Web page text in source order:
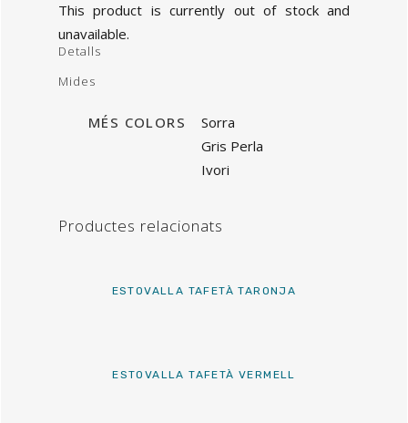
This product is currently out of stock and
unavailable.
Detalls
Mides
MÉS COLORS
Sorra
Gris Perla
Ivori
Productes relacionats
ESTOVALLA TAFETÀ TARONJA
ESTOVALLA TAFETÀ VERMELL